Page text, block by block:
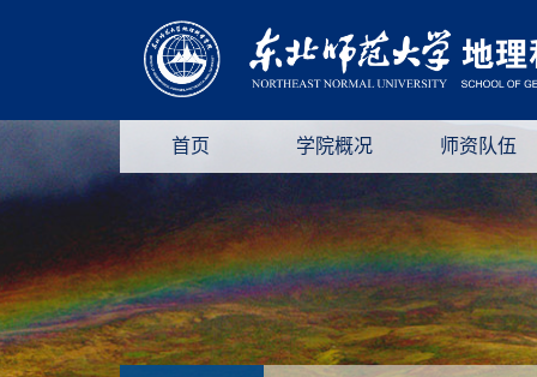
首页 学院概况 师资队伍